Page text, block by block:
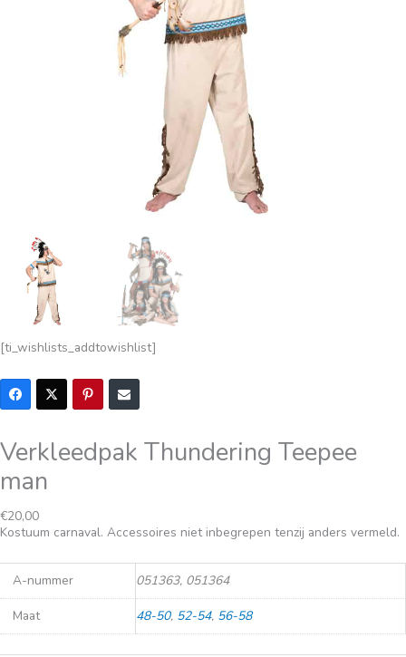
[ti_wishlists_addtowishlist]
Verkleedpak Thundering Teepee
man
Oorspronkelijke
prijs
€42,50.
€20,00Huidige
prijs
€20,00.
Kostuum carnaval. Accessoires niet inbegrepen tenzij anders vermeld.
A-nummer 051363, 051364
Maat 48-50, 52-54, 56-58